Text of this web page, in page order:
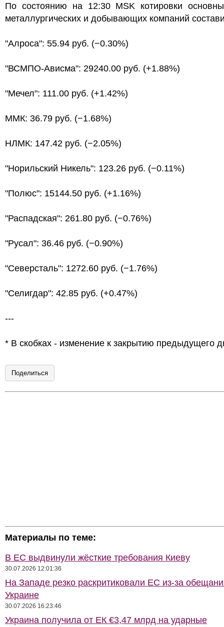
По состоянию на 12:30 MSK котировки
металлургических и добывающих компаний
"Алроса": 55.94 руб. (−0.30%)
"ВСМПО-Ависма": 29240.00 руб. (+1.88%)
"Мечел": 111.00 руб. (+1.42%)
ММК: 36.79 руб. (−1.68%)
НЛМК: 147.42 руб. (−2.05%)
"Норильский Никель": 123.26 руб. (−0.11%)
"Полюс": 15144.50 руб. (+1.16%)
"Распадская": 261.80 руб. (−0.76%)
"Русал": 36.46 руб. (−0.90%)
"Северсталь": 1272.60 руб. (−1.76%)
"Селигдар": 42.85 руб. (+0.47%)
---
* В скобках - изменение к закрытию предыдущего
Поделиться
Материалы по теме:
В ЕС выдвинули жёсткие требования Киеву
30.07.2026 12:01:36
На Западе резко раскритиковали ЕС из-за
Украине
30.07.2026 16:23:46
Украина получила от ЕК €3,47 млрд на ударные